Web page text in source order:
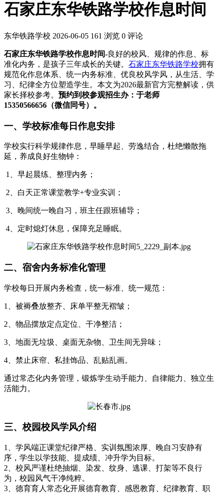
石家庄东华铁路学校作息时间
东华铁路学校 2026-06-05 161 浏览 0 评论
石家庄东华铁路学校作息时间-良好的校风、规律的作息、标
准化内务，是孩子三年成长的关键。 石家庄东华铁路学校拥有
规范化作息体系、统一内务标准、优良校风学风，从生活、学
习、纪律全方位塑造学生。本文为2026最新官方完整解读，供
家长择校参考。 预约到校参观招生办：于老师
15350566656（微信同号）。
一、学校标准每日作息安排
学校实行科学规律作息，早睡早起、劳逸结合，杜绝懒散拖
延，养成良好生物钟：
1、早起晨练、整理内务；
2、白天正常课堂教学+专业实训；
3、晚间统一晚自习，班主任跟班辅导；
4、定时熄灯休息，保障充足睡眠。
二、宿舍内务标准化管理
学校每日开展内务检查，统一标准、统一规范：
1、被褥叠放整齐、床单平整无褶皱；
2、物品摆放定点定位、干净整洁；
3、地面无垃圾、桌面无杂物、卫生间无异味；
4、禁止床帘、私挂饰品、乱贴乱画。
通过常态化内务管理，锻炼学生动手能力、自律能力、独立生
活能力。
三、校园校风学风介绍
1、学风端正课堂纪律严格、实训氛围浓厚、晚自习安静有
序，学生以学技能、提成绩、冲升学为目标。
2、校风严谨杜绝抽烟、染发、纹身、逃课、打架等不良行
为，校园风气干净纯粹。
3、德育育人常态化开展德育教育、感恩教育、纪律教育、职